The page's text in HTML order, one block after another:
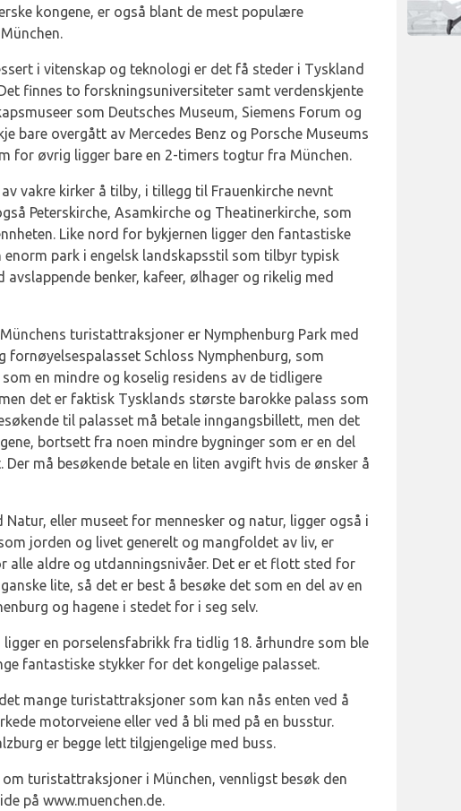
kongene, er også blant de mest populære
i vitenskap og teknologi er det få steder i Tyskland
finnes to forskningsuniversiteter samt verdenskjente
som Deutsches Museum, Siemens Forum og
bare overgått av Mercedes Benz og Porsche Museums
for øvrig ligger bare en 2-timers togtur fra München.
vakre kirker å tilby, i tillegg til Frauenkirche nevnt
Peterskirche, Asamkirche og Theatinerkirche, som
Like nord for bykjernen ligger den fantastiske
enorm park i engelsk landskapsstil som tilbyr typisk
benker, kafeer, ølhager og rikelig med
turistattraksjoner er Nymphenburg Park med
fornøyelsespalasset Schloss Nymphenburg, som
en mindre og koselig residens av de tidligere
det er faktisk Tysklands største barokke palass som
til palasset må betale inngangsbillett, men det
bortsett fra noen mindre bygninger som er en del
Der må besøkende betale en liten avgift hvis de ønsker å
Natur, eller museet for mennesker og natur, ligger også i
jorden og livet generelt og mangfoldet av liv, er
alle aldre og utdanningsnivåer. Det er et flott sted for
lite, så det er best å besøke det som en del av en
og hagene i stedet for i seg selv.
ligger en porselensfabrikk fra tidlig 18. århundre som ble
fantastiske stykker for det kongelige palasset.
mange turistattraksjoner som kan nås enten ved å
motorveiene eller ved å bli med på en busstur.
er begge lett tilgjengelige med buss.
turistattraksjoner i München, vennligst besøk den
på www.muenchen.de.